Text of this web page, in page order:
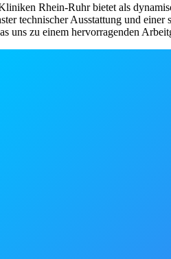
Rhein-Ruhr bietet als
technischer Ausstattung und
uns zu einem hervorragenden